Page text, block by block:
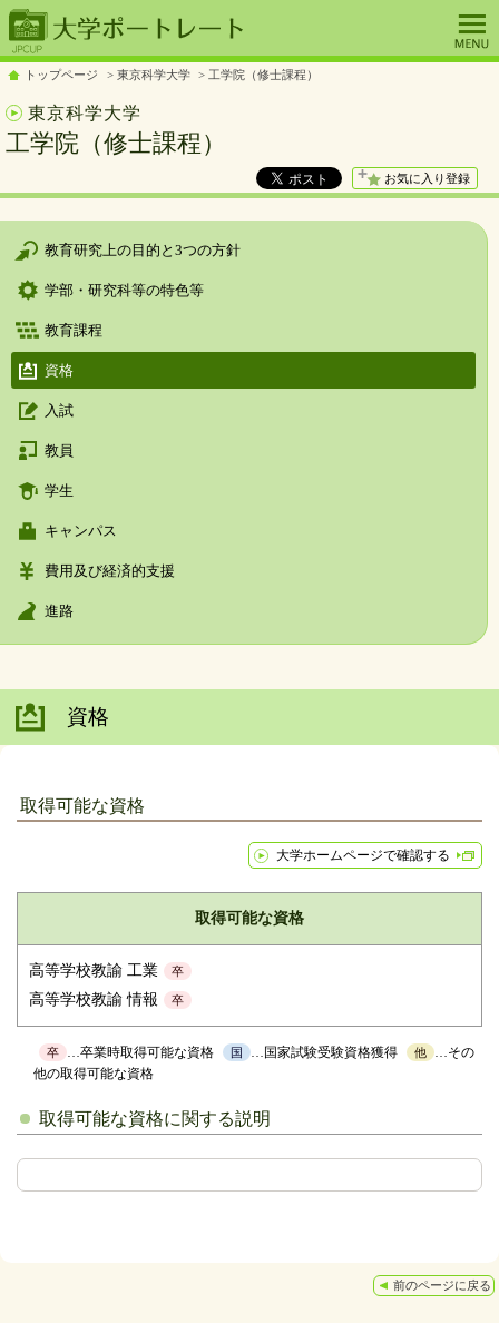
トップページ 東京科学大学 工学院（修士課程）
東京科学大学
工学院（修士課程）
お気に入り登録
教育研究上の目的と3つの方針
学部・研究科等の特色等
教育課程
資格
入試
教員
学生
キャンパス
費用及び経済的支援
進路
資格
取得可能な資格
大学ホームページで確認する
取得可能な資格
高等学校教諭 工業 卒
高等学校教諭 情報 卒
卒 …卒業時取得可能な資格 国 …国家試験受験資格獲得 他
…その
他の取得可能な資格
取得可能な資格に関する説明
前のページに戻る